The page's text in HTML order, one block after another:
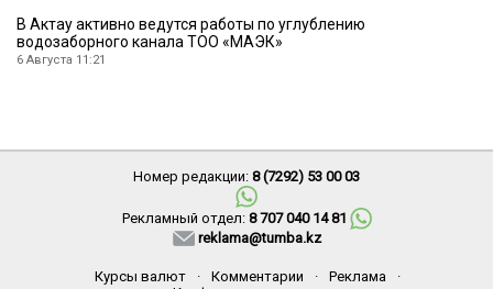
В Актау активно ведутся работы по углублению
водозаборного канала ТОО «МАЭК»
6 Августа 11:21
Номер редакции: 8 (7292) 53 00 03
Рекламный отдел: 8 707 040 14 81
reklama@tumba.kz
Курсы валют · Комментарии · Реклама
·